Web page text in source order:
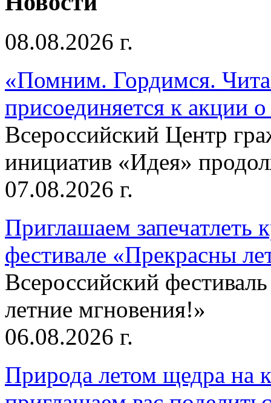
08.08.2026 г.
«Помним. Гордимся.
присоединяется к акции
Всероссийский Центр
инициатив «Идея»
07.08.2026 г.
Приглашаем запечатлеть
фестивале «Прекрасны
Всероссийский
летние мгновения!»
06.08.2026 г.
Природа летом щедра на